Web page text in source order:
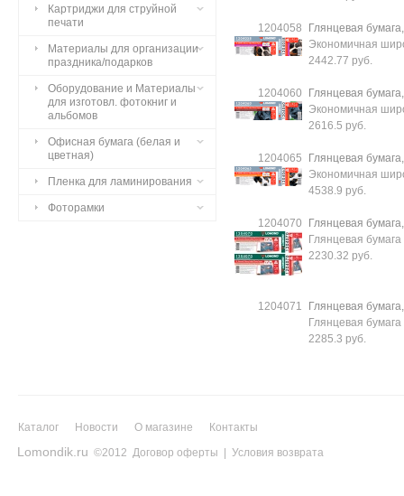
1204058
Глянцевая
Экономичная
2442.77 руб.
1204060
Глянцевая
Экономичная
2616.5 руб.
1204065
Глянцевая
Экономичная
4538.9 руб.
1204070
Глянцевая
Глянцевая
2230.32 руб.
1204071
Глянцевая
Глянцевая
2285.3 руб.
Картриджи для струйной
печати
Материалы для организации
праздника/подарков
Оборудование и Материалы
для изготовл. фотокниг и
альбомов
Офисная бумага (белая и
цветная)
Пленка для ламинирования
Фоторамки
Каталог Новости О магазине Контакты
Lomondik.ru ©2012 Договор оферты Условия возврата